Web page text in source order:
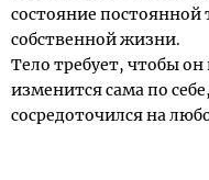
состояние постоянной
собственной жизни.
Тело требует, чтобы
изменится сама по
сосредоточился на